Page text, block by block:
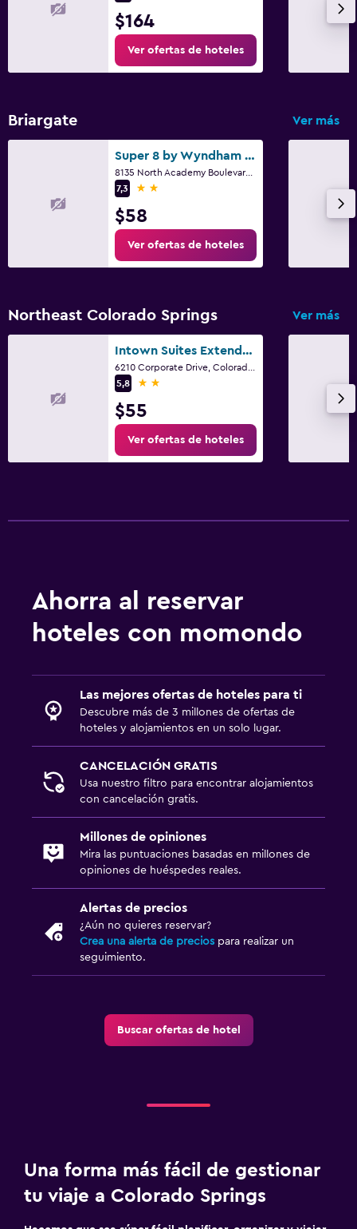
$164
Ver ofertas de hoteles
Briargate Ver más
Super 8 by Wyndham Colorado Springs/Afa Area
8135 North Academy Boulevard, Colorado Springs, CO
7,3
2 estrellas
$58
Ver ofertas de hoteles
Northeast Colorado Springs Ver más
Intown Suites Extended Stay Colorado Springs
5,8
2 estrellas
$55
Ver ofertas de hoteles
Ahorra al reservar
hoteles con momondo
Las mejores ofertas de hoteles para ti
Descubre más de 3 millones de ofertas de
hoteles y alojamientos en un solo lugar.
CANCELACIÓN GRATIS
Usa nuestro filtro para encontrar alojamientos
con cancelación gratis.
Millones de opiniones
Mira las puntuaciones basadas en millones de
opiniones de huéspedes reales.
Alertas de precios
¿Aún no quieres reservar?
Crea una alerta de precios para realizar un
seguimiento.
Buscar ofertas de hotel
Una forma más fácil de gestionar
tu viaje a Colorado Springs